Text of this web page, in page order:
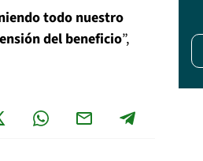
todo nuestro
del beneficio”,